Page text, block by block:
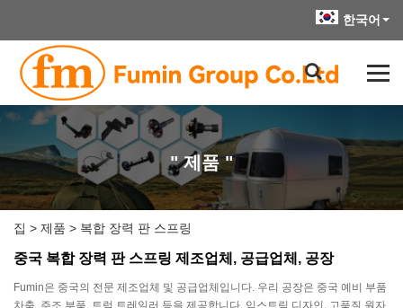
한국어
" 제품 "
집 > 제품 > 복합 장력 판 스프링
중국 복합 장력 판 스프링 제조업체, 공급업체, 공장
Fumin은 중국의 전문 제조업체 및 공급업체입니다. 우리 공장은 중국 예비 부품
차축, 주조 부품, 트럭 트레일러 등을 제공합니다. 익스트림 디자인, 고품질 원자